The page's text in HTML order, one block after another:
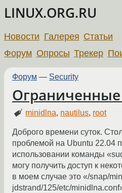
LINUX.ORG.RU
Новости Галерея Статьи
Форум Опросы Трекер
Форум — Security
Ограниченные
minidlna, nautilus, root
Доброго времени суток.
проблемой на Ubuntu 22.04
использовании команды
могу получить доступ к
в моем случае это «/snap/
jdstrand/125/etc/